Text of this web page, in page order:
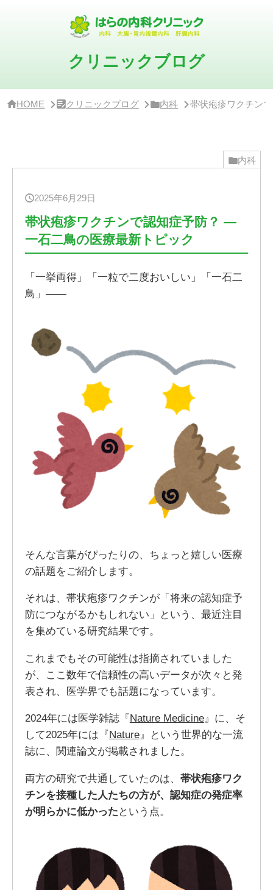
クリニックブログ
HOME クリニックブログ 内科 帯状疱疹ワクチン
内科
2025年6月29日
帯状疱疹ワクチンで認知症予防？ ―
一石二鳥の医療最新トピック
「一挙両得」「一粒で二度おいしい」「一石二
鳥」――
そんな言葉がぴったりの、ちょっと嬉しい医療
の話題をご紹介します。
それは、帯状疱疹ワクチンが「将来の認知症予
防につながるかもしれない」という、最近注目
を集めている研究結果です。
これまでもその可能性は指摘されていました
が、ここ数年で信頼性の高いデータが次々と発
表され、医学界でも話題になっています。
2024年には医学雑誌『Nature Medicine』に、そ
して2025年には『Nature』という世界的な一流
誌に、関連論文が掲載されました。
両方の研究で共通していたのは、 帯状疱疹ワク
チンを接種した人たちの方が、認知症の発症率
が明らかに低かった という点。